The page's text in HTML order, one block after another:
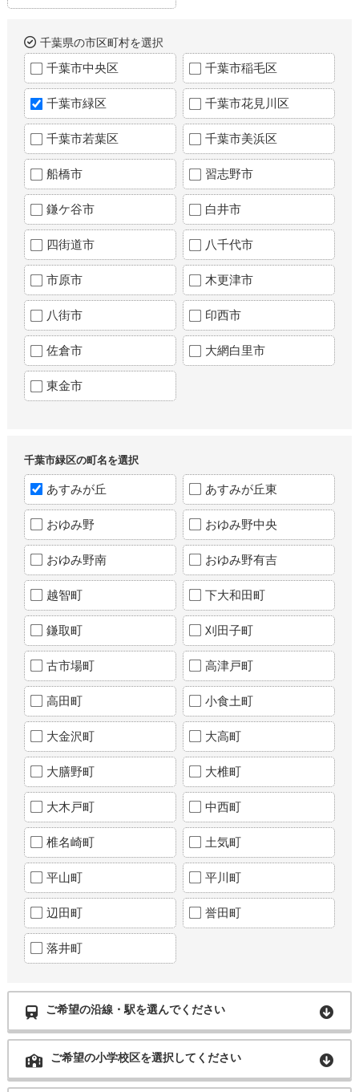
千葉県の市区町村を選択
千葉市中央区 千葉市稲毛区
千葉市緑区 千葉市花見川区
千葉市若葉区 千葉市美浜区
船橋市 習志野市
鎌ケ谷市 白井市
四街道市 八千代市
市原市 木更津市
八街市 印西市
佐倉市 大網白里市
東金市
千葉市緑区の町名を選択
あすみが丘 あすみが丘東
おゆみ野 おゆみ野中央
おゆみ野南 おゆみ野有吉
越智町 下大和田町
鎌取町 刈田子町
古市場町 高津戸町
高田町 小食土町
大金沢町 大高町
大膳野町 大椎町
大木戸町 中西町
椎名崎町 土気町
平山町 平川町
辺田町 誉田町
落井町
ご希望の沿線・駅を選んでください
ご希望の小学校区を選択してください